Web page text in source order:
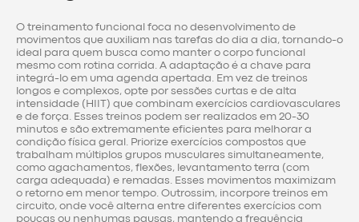
O treinamento funcional foca no desenvolvimento de
movimentos que auxiliam nas tarefas do dia a dia, tornando-o
ideal para quem busca como manter o corpo funcional
mesmo com rotina corrida. A adaptação é a chave para
integrá-lo em uma agenda apertada. Em vez de treinos
longos e complexos, opte por sessões curtas e de alta
intensidade (HIIT) que combinam exercícios cardiovasculares
e de força. Esses treinos podem ser realizados em 20-30
minutos e são extremamente eficientes para melhorar a
condição física geral. Priorize exercícios compostos que
trabalham múltiplos grupos musculares simultaneamente,
como agachamentos, flexões, levantamento terra (com
carga adequada) e remadas. Esses movimentos maximizam
o retorno em menor tempo. Outrossim, incorpore treinos em
circuito, onde você alterna entre diferentes exercícios com
poucas ou nenhumas pausas, mantendo a frequência